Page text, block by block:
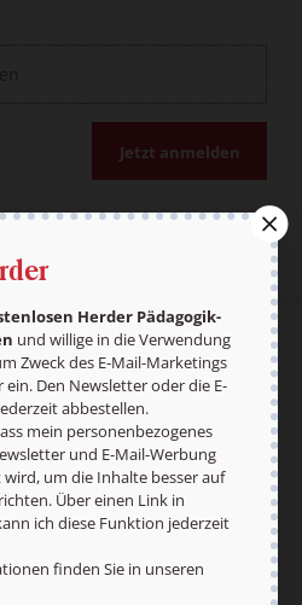
Jetzt anmelden
Datenschutz
Impressum
Abo online kündigen
Herder Pädagogik-
und willige in die Verwendung
Zweck des E-Mail-Marketings
Den Newsletter oder die E-
abbestellen.
mein personenbezogenes
und E-Mail-Werbung
um die Inhalte besser auf
Über einen Link in
ich diese Funktion jederzeit
finden Sie in unseren